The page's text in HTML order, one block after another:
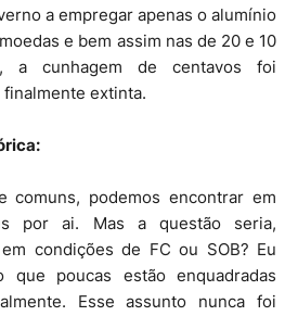
a empregar apenas o alumínio
e bem assim nas de 20 e 10
a cunhagem de centavos foi
finalmente extinta.
comuns, podemos encontrar em
por ai. Mas a questão seria,
condições de FC ou SOB? Eu
que poucas estão enquadradas
Esse assunto nunca foi